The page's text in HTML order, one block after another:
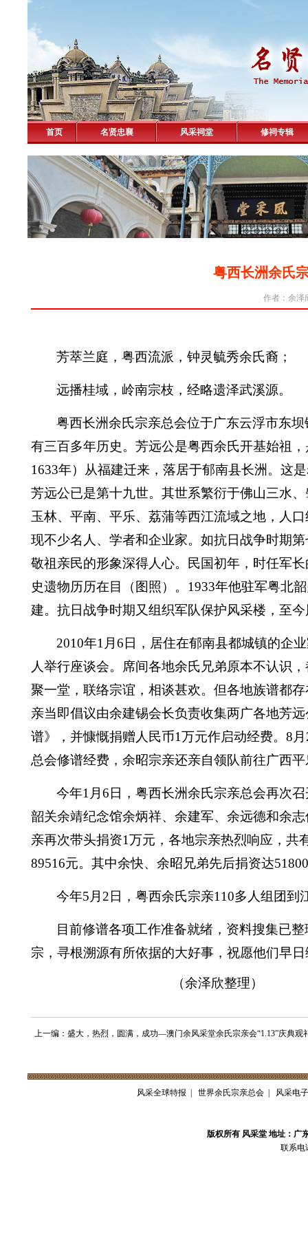
首页 名贤忠襄 风采祠堂 修祠专辑
粤西长洲余氏
作者：余泽
芳萃兰庭，粤西流派，钟灵毓秀余氏裔；
远播桂域，岭南宗枝，经略遗泽武溪源。
粤西长洲余氏宗亲总会位于广东云浮市东
有三百多年历史。芳远公是粤西余氏开基始祖
1633年）从福建迁来，落居于郁南县长洲。这
芳远公已是第十九世。其世系繁衍于佛山三水
玉林、平南、平乐、荔蒲等西江流域之地，人
现不少名人、学者和企业家。如抗日战争时期
敬祖亲民的形象深得人心。民国初年，时任军
史遗物历历在目（图照）。 1933年他驻军粤北
建。抗日战争时期又组织军队保护风采楼，至
2010年1 月6 日 ，居住在郁南县都城镇的企
人举行座谈会。席间各地余氏兄弟原本不认识
聚一堂，联络宗谊，相谈甚欢。但各地族谱都
亲当即倡议由余建锡会长负责收集两广各地芳
谱》，并慷慨捐赠人民币1万元作启动经费。 8 月
总会修谱经费，余昭宗亲还亲自领队前往广西
今年1 月6 日，粤西长洲余氏宗亲总会再次
韶关余靖纪念馆余炳祥、余建军、余远德和余
亲再次带头捐资1万元，各地宗亲热烈响应，共
89516元。其中余快、余昭兄弟先后捐资达51800
今年5 月 2 日，粤西余氏宗亲110多人组团到
目前修谱各项工作准备就绪，资料搜集已
宗，寻根溯源有所依据的大好事，祝愿他们早
（余泽欣整理）
上一编：盛大，热烈，圆满，成功—澳门余风采堂余氏宗亲会“1.13”庆典观
风采全球特报 世界余氏宗亲总会 风采电
版权所有 风采堂 地址：广
联系电